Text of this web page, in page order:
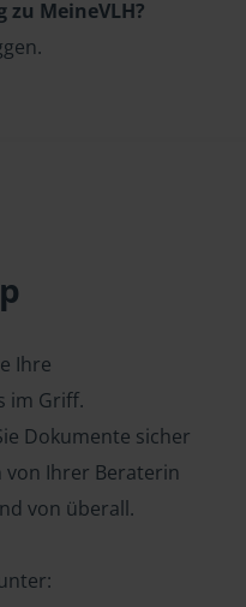
zu MeineVLH?
Ihre
im Griff.
Dokumente sicher
von Ihrer Beraterin
von überall.